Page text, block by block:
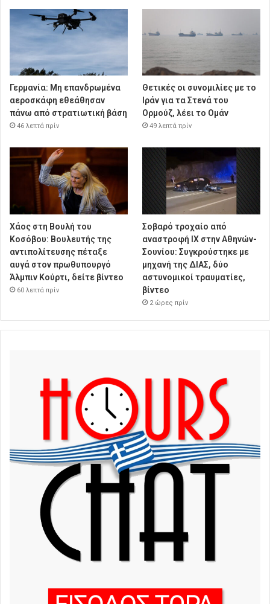
Γερμανία: Μη επανδρωμένα
αεροσκάφη εθεάθησαν
πάνω από στρατιωτική βάση
46 λεπτά πρίν
Θετικές οι συνομιλίες με το
Ιράν για τα Στενά του
Ορμούζ, λέει το Ομάν
49 λεπτά πρίν
Χάος στη Βουλή του
Κοσόβου: Βουλευτής της
αντιπολίτευσης πέταξε
αυγά στον πρωθυπουργό
Άλμπιν Κούρτι, δείτε βίντεο
60 λεπτά πρίν
Σοβαρό τροχαίο από
αναστροφή ΙΧ στην Αθηνών-
Σουνίου: Συγκρούστηκε με
μηχανή της ΔΙΑΣ, δύο
αστυνομικοί τραυματίες,
βίντεο
2 ώρες πρίν